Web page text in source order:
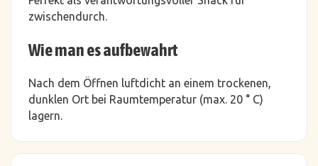
zwischendurch.
Wie man es aufbewahrt
Nach dem Öffnen luftdicht an einem trockenen,
dunklen Ort bei Raumtemperatur (max. 20 ° C)
lagern.